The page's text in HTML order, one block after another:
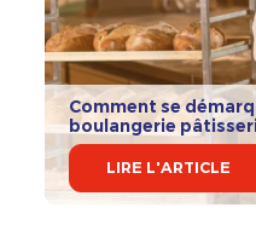
Comment se
boulangerie
LIRE L'ARTICLE